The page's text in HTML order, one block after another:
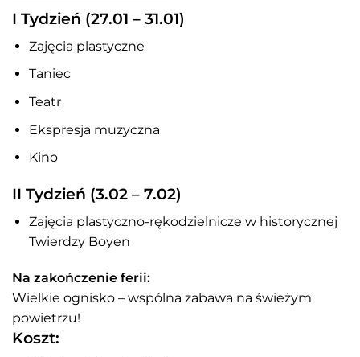
I Tydzień (27.01 – 31.01)
Zajęcia plastyczne
Taniec
Teatr
Ekspresja muzyczna
Kino
II Tydzień (3.02 – 7.02)
Zajęcia plastyczno-rękodzielnicze w historycznej
Twierdzy Boyen
Na zakończenie ferii:
Wielkie ognisko – wspólna zabawa na świeżym
powietrzu!
Koszt: